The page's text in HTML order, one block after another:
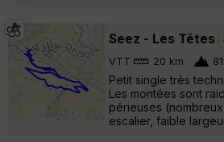
Seez - Les Têtes
VTT 20 km
Petit single très
Les montées sont
périeuses
escalier, faible